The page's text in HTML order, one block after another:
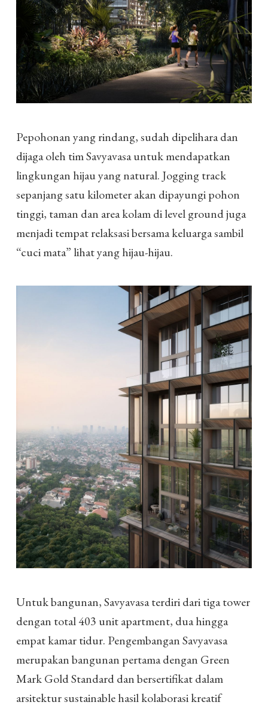
Pepohonan yang rindang, sudah dipelihara dan
dijaga oleh tim Savyavasa untuk mendapatkan
lingkungan hijau yang natural. Jogging track
sepanjang satu kilometer akan dipayungi pohon
tinggi, taman dan area kolam di level ground juga
menjadi tempat relaksasi bersama keluarga sambil
“cuci mata” lihat yang hijau-hijau.
Untuk bangunan, Savyavasa terdiri dari tiga tower
dengan total 403 unit apartment, dua hingga
empat kamar tidur. Pengembangan Savyavasa
merupakan bangunan pertama dengan Green
Mark Gold Standard dan bersertifikat dalam
arsitektur sustainable hasil kolaborasi kreatif